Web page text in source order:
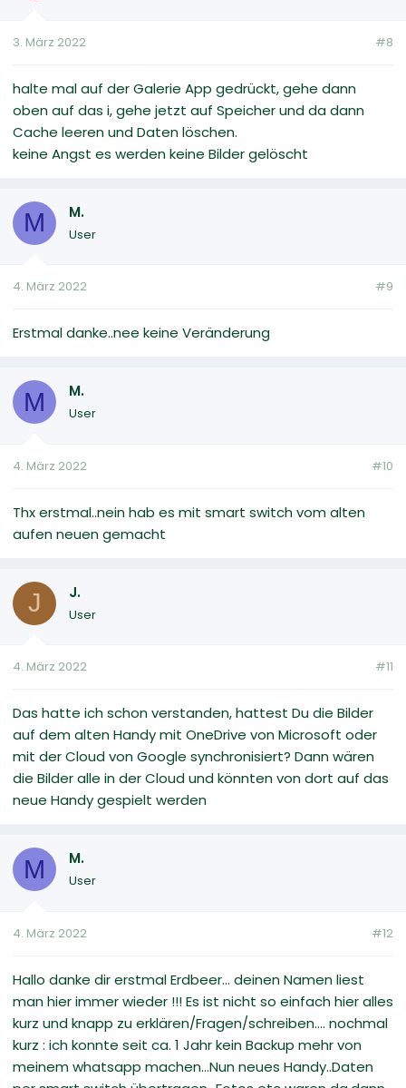
3. März 2022 #8
halte mal auf der Galerie App gedrückt, gehe dann
oben auf das i, gehe jetzt auf Speicher und da dann
Cache leeren und Daten löschen.
keine Angst es werden keine Bilder gelöscht
M M.
User
4. März 2022 #9
Erstmal danke..nee keine Veränderung
M M.
User
4. März 2022 #10
Thx erstmal..nein hab es mit smart switch vom alten
aufen neuen gemacht
J J.
User
4. März 2022 #11
Das hatte ich schon verstanden, hattest Du die Bilder
auf dem alten Handy mit OneDrive von Microsoft oder
mit der Cloud von Google synchronisiert? Dann wären
die Bilder alle in der Cloud und könnten von dort auf das
neue Handy gespielt werden
M M.
User
4. März 2022 #12
Hallo danke dir erstmal Erdbeer... deinen Namen liest
man hier immer wieder !!! Es ist nicht so einfach hier alles
kurz und knapp zu erklären/Fragen/schreiben.... nochmal
kurz : ich konnte seit ca. 1 Jahr kein Backup mehr von
meinem whatsapp machen...Nun neues Handy..Daten